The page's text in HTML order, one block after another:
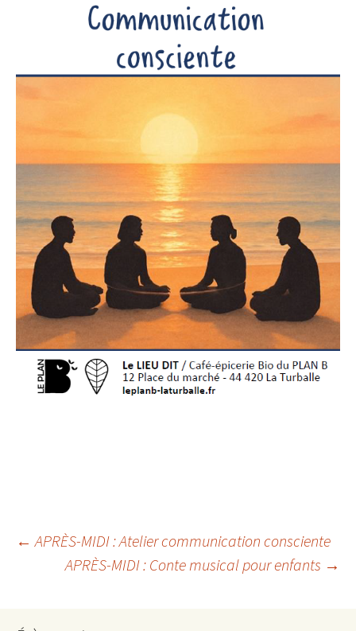
Navigation
← APRÈS-MIDI : Atelier communication consciente
APRÈS-MIDI : Conte musical pour enfants →